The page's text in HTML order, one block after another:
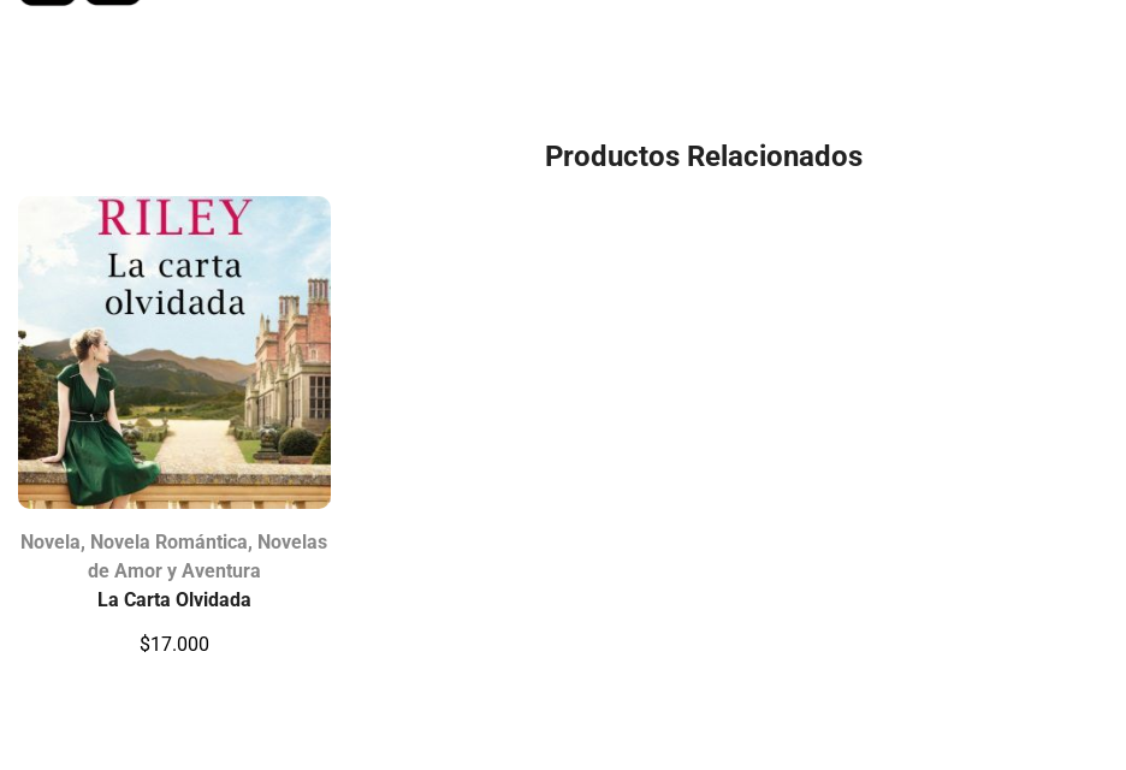
Productos Relacionados
Novela, Novela Romántica, Novelas
de Amor y Aventura
La Carta Olvidada
$17.000